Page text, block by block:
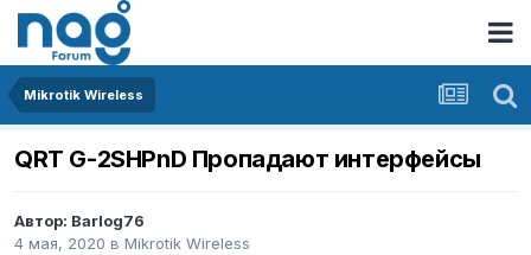
Mikrotik Wireless
QRT G-2SHPnD Пропадают интерфейсы
Автор: Barlog76
4 мая, 2020 в Mikrotik Wireless